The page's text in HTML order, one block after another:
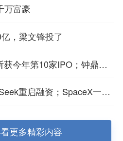
万富豪
，梁文锋投了
今年第10家IPO；钟鼎投
重启融资；SpaceX一夜
更多精彩内容